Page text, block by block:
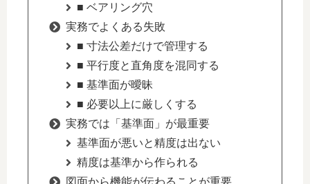
■ ベアリング穴
実務でよくある失敗
■ 寸法公差だけで管理する
■ 平行度と直角度を混同する
■ 基準面が曖昧
■ 必要以上に厳しくする
実務では「基準面」が最重要
基準面が悪いと精度は出ない
精度は基準から作られる
図面から機能が伝わることが重要